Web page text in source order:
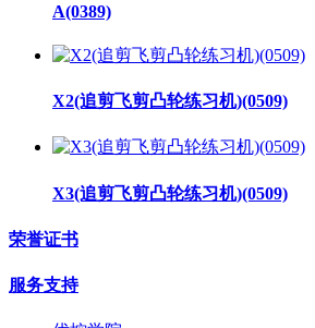
A(0389)
X2(追剪飞剪凸轮练习机)(0509)
X3(追剪飞剪凸轮练习机)(0509)
荣誉证书
服务支持